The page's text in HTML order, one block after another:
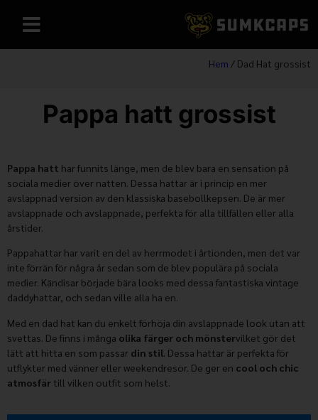
Hem / Dad Hat grossist
Pappa hatt grossist
Pappa hatt har funnits länge, men de blev bara en sensation på
sociala medier över natten. Dessa hattar är i princip en mer
avslappnad version av den klassiska basebollkepsen. De är mer
avslappnade och avslappnade, perfekta för alla tillfällen eller alla
årstider.
Pappahattar har varit en del av herrmodet i årtionden, men det var
inte förrän för några år sedan som de blev populära på sociala
medier. Kändisar började bära looks med dessa fantastiska vintage
daddyhattar, och sedan ville alla ha en.
Med en dad hat kan du enkelt förhöja din avslappnade look utan att
svettas. De finns i många olika färger och mönstervilket gör det
lätt att hitta en som passar din stil. Dessa hattar är perfekta för
utflykter med vänner eller weekendresor. De ger en cool och chic
atmosfär till vilken outfit som helst.